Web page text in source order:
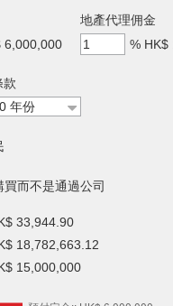
6,000,000
地產代理佣金
% HK$
款
買而不是通過公司
33,944.90
18,782,663.12
15,000,000